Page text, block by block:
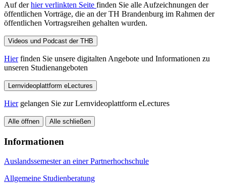
Auf derhier verlinkten Seite finden Sie alle Aufzeichnungen der
öffentlichen Vorträge, die an der TH Brandenburg im Rahmen der
öffentlichen Vortragsreihen gehalten wurden.
Videos und Podcast der THB
Hierfinden Sie unsere digitalten Angebote und Informationen zu
unseren Studienangeboten
Lernvideoplattform eLectures
Hiergelangen Sie zur Lernvideoplattform eLectures
Alle öffnen Alle schließen
Informationen
Auslandssemester an einer Partnerhochschule
Allgemeine Studienberatung